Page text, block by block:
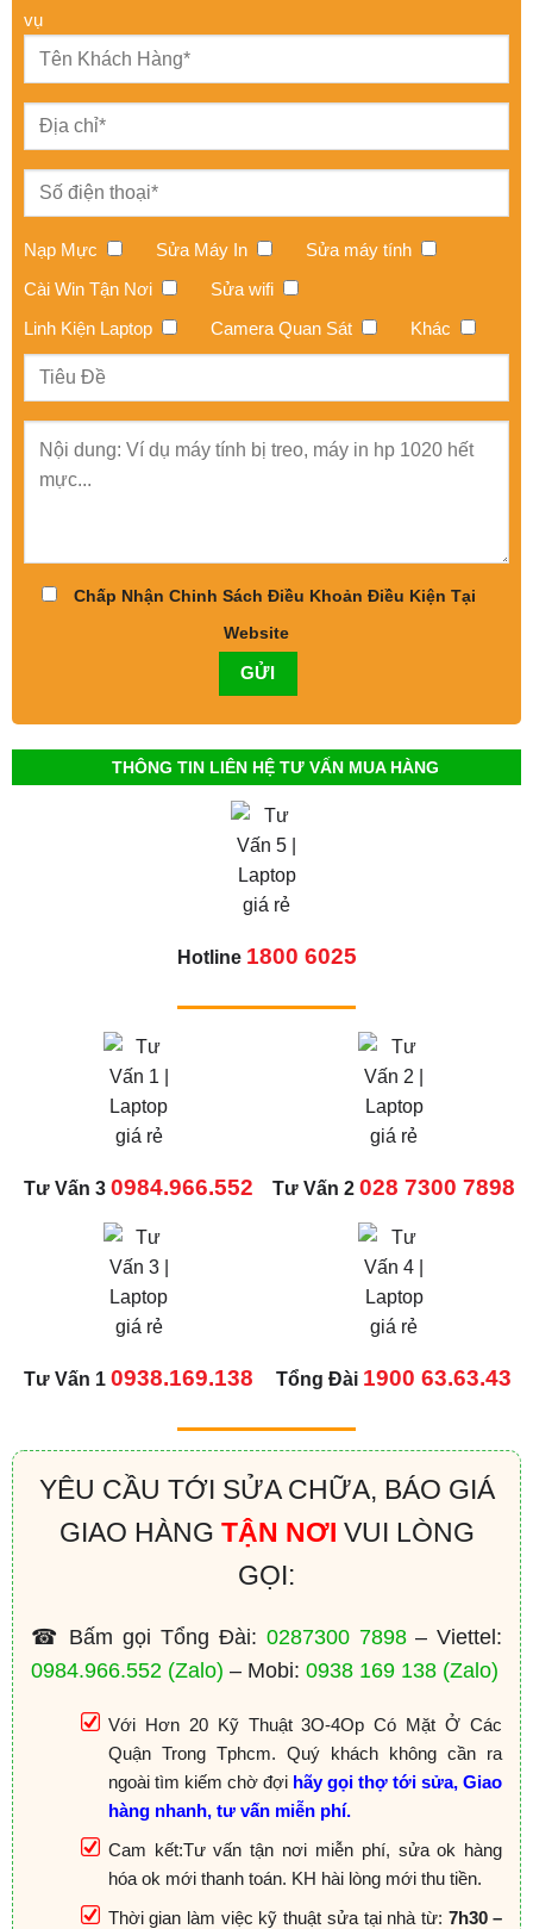
Nạp Mực Sửa Máy In
Sửa máy tính
Cài Win Tận Nơi
Sửa wifi
Linh Kiện Laptop
Camera Quan Sát Khác
Chấp Nhận Chinh Sách Điều Khoản Điều Kiện Tại
Website
THÔNG TIN LIÊN HỆ TƯ VẤN MUA HÀNG
Hotline 1800 6025
Tư Vấn 3 0984.966.552 Tư Vấn 2 028 7300 7898
Tư Vấn 1 0938.169.138 Tổng Đài 1900 63.63.43
YÊU CẦU TỚI SỬA CHỮA, BÁO GIÁ
GIAO HÀNG TẬN NƠI VUI LÒNG
GỌI:
☎ Bấm gọi Tổng Đài: 0287300 7898– Viettel:
0984.966.552 (Zalo) – Mobi: 0938 169 138 (Zalo)
Với Hơn 20 Kỹ Thuật 3O-4Op Có Mặt Ở Các
Quận Trong Tphcm. Quý khách không cần ra
ngoài tìm kiếm chờ đợi hãy gọi thợ tới sửa, Giao
hàng nhanh, tư vấn miễn phí.
Cam kết:Tư vấn tận nơi miễn phí, sửa ok hàng
hóa ok mới thanh toán. KH hài lòng mới thu tiền.
Thời gian làm việc kỹ thuật sửa tại nhà từ: 7h30 –